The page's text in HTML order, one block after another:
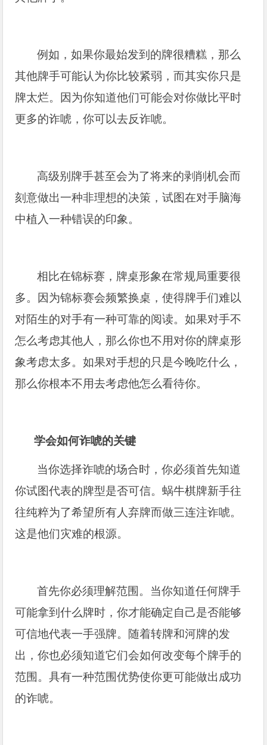
例如，如果你最始发到的牌很糟糕，那么
其他牌手可能认为你比较紧弱，而其实你只是
牌太烂。因为你知道他们可能会对你做比平时
更多的诈唬，你可以去反诈唬。
高级别牌手甚至会为了将来的剥削机会而
刻意做出一种非理想的决策，试图在对手脑海
中植入一种错误的印象。
相比在锦标赛，牌桌形象在常规局重要很
多。因为锦标赛会频繁换桌，使得牌手们难以
对陌生的对手有一种可靠的阅读。如果对手不
怎么考虑其他人，那么你也不用对你的牌桌形
象考虑太多。如果对手想的只是今晚吃什么，
那么你根本不用去考虑他怎么看待你。
学会如何诈唬的关键
当你选择诈唬的场合时，你必须首先知道
你试图代表的牌型是否可信。蜗牛棋牌新手往
往纯粹为了希望所有人弃牌而做三连注诈唬。
这是他们灾难的根源。
首先你必须理解范围。当你知道任何牌手
可能拿到什么牌时，你才能确定自己是否能够
可信地代表一手强牌。随着转牌和河牌的发
出，你也必须知道它们会如何改变每个牌手的
范围。具有一种范围优势使你更可能做出成功
的诈唬。